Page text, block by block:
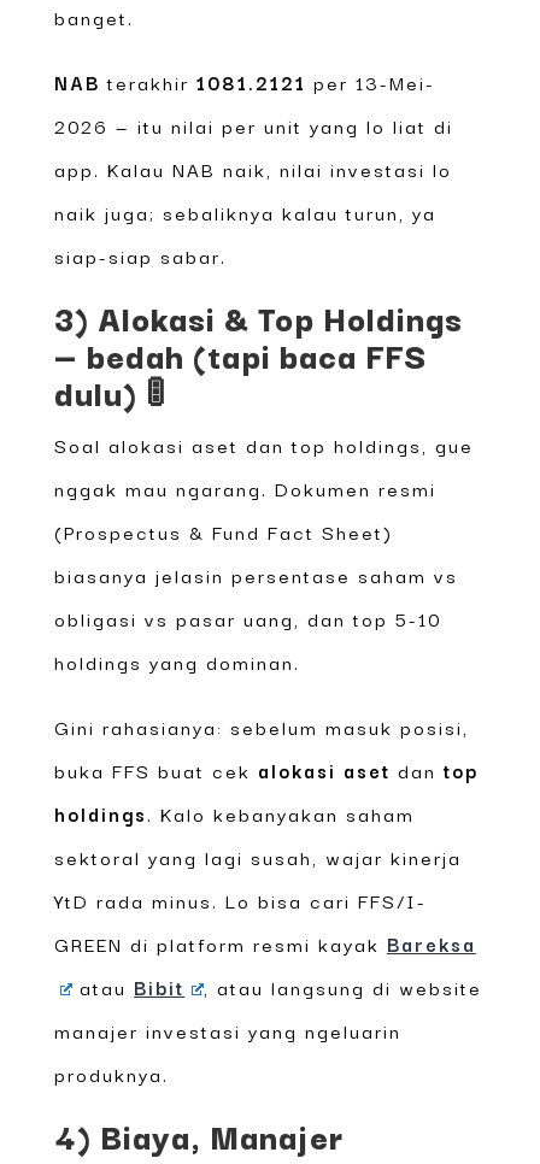
banget.
NAB terakhir 1081.2121 per 13-Mei-
2026 — itu nilai per unit yang lo liat di
app. Kalau NAB naik, nilai investasi lo
naik juga; sebaliknya kalau turun, ya
siap-siap sabar.
3) Alokasi & Top Holdings
— bedah (tapi baca FFS
dulu) 🚦
Soal alokasi aset dan top holdings, gue
nggak mau ngarang. Dokumen resmi
(Prospectus & Fund Fact Sheet)
biasanya jelasin persentase saham vs
obligasi vs pasar uang, dan top 5-10
holdings yang dominan.
Gini rahasianya: sebelum masuk posisi,
buka FFS buat cek alokasi aset dantop
holdings. Kalo kebanyakan saham
sektoral yang lagi susah, wajar kinerja
YtD rada minus. Lo bisa cari FFS/I-
GREEN di platform resmi kayak Bareksa
atau Bibit
, atau langsung di website
manajer investasi yang ngeluarin
produknya.
4) Biaya, Manajer